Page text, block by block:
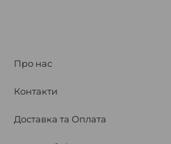
Про нас
Контакти
Доставка та Оплата